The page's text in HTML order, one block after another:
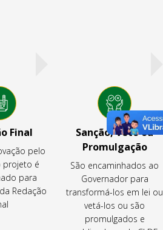
Final
pelo
projeto é
para
Redação
Sanção, Veto ou
Promulgação
São encaminhados ao
Governador para
transformá-los em lei ou
vetá-los ou são
promulgados e